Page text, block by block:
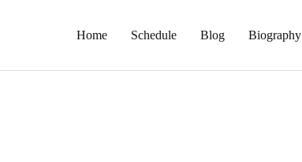
Home Schedule Blog Biography